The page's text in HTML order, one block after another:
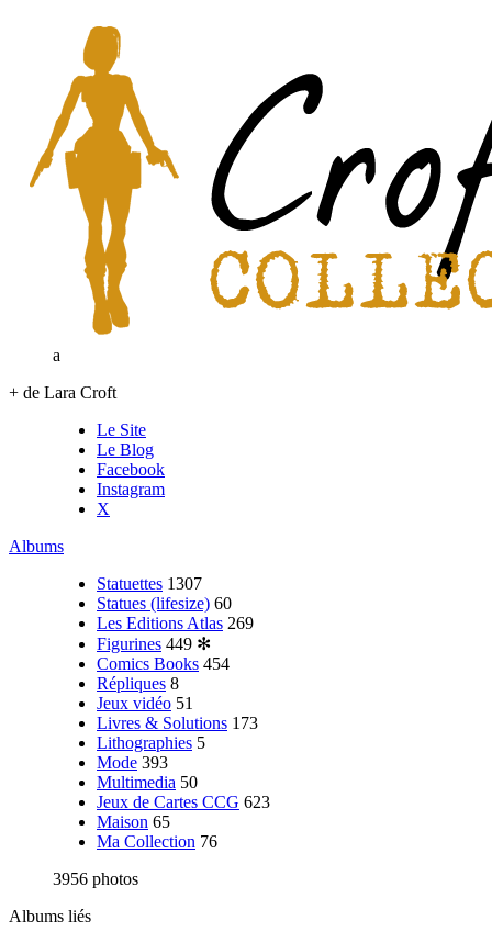
a
+ de Lara Croft
Le Site
Le Blog
Facebook
Instagram
X
Albums
Statuettes 1307
Statues (lifesize) 60
Les Editions Atlas 269
Figurines 449 ✻
Comics Books 454
Répliques 8
Jeux vidéo 51
Livres & Solutions 173
Lithographies 5
Mode 393
Multimedia 50
Jeux de Cartes CCG 623
Maison 65
Ma Collection 76
3956 photos
Albums liés